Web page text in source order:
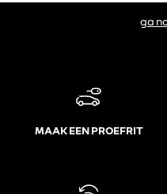
ga
MAAK EEN PROEFRIT